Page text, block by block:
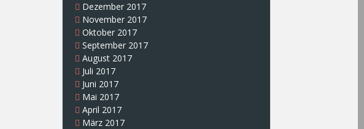
Dezember 2017
November 2017
Oktober 2017
September 2017
August 2017
Juli 2017
Juni 2017
Mai 2017
April 2017
März 2017